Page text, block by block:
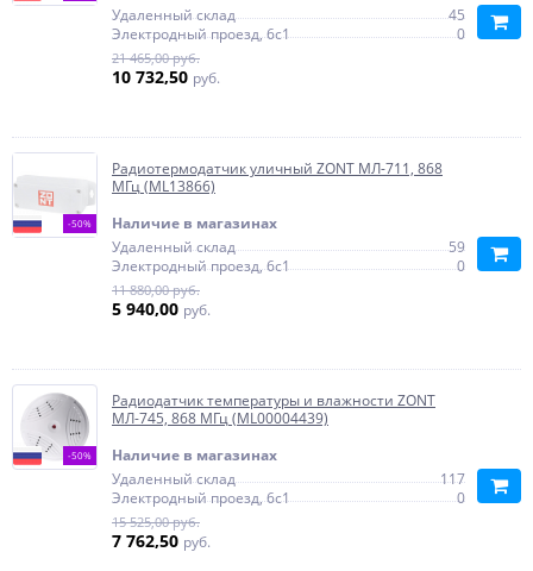
Удаленный склад
45
Электродный проезд, 6с1
0
21 465,00 руб.
10 732,50 руб.
-50%
Радиотермодатчик уличный ZONT МЛ-711, 868
МГц (ML13866)
Наличие в магазинах
Удаленный склад
59
Электродный проезд, 6с1
0
11 880,00 руб.
5 940,00 руб.
-50%
Радиодатчик температуры и влажности ZONT
МЛ-745, 868 МГц (ML00004439)
Наличие в магазинах
Удаленный склад
117
Электродный проезд, 6с1
0
15 525,00 руб.
7 762,50 руб.